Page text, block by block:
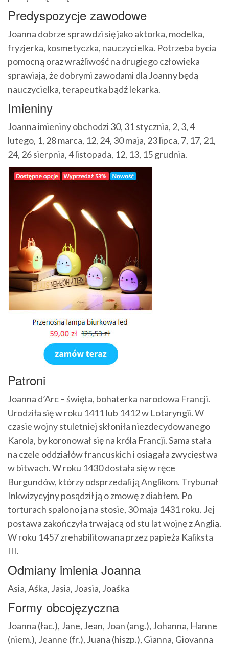
Predyspozycje zawodowe
Joanna dobrze sprawdzi się jako aktorka, modelka,
fryzjerka, kosmetyczka, nauczycielka. Potrzeba bycia
pomocną oraz wrażliwość na drugiego człowieka
sprawiają, że dobrymi zawodami dla Joanny będą
nauczycielka, terapeutka bądź lekarka.
Imieniny
Joanna imieniny obchodzi 30, 31 stycznia, 2, 3, 4
lutego, 1, 28 marca, 12, 24, 30 maja, 23 lipca, 7, 17, 21,
24, 26 sierpnia, 4 listopada, 12, 13, 15 grudnia.
Patroni
Joanna d’Arc – święta, bohaterka narodowa Francji.
Urodziła się w roku 1411 lub 1412 w Lotaryngii. W
czasie wojny stuletniej skłoniła niezdecydowanego
Karola, by koronował się na króla Francji. Sama stała
na czele oddziałów francuskich i osiągała zwycięstwa
w bitwach. W roku 1430 dostała się w ręce
Burgundów, którzy odsprzedali ją Anglikom. Trybunał
Inkwizycyjny posądził ją o zmowę z diabłem. Po
torturach spalono ją na stosie, 30 maja 1431 roku. Jej
postawa zakończyła trwającą od stu lat wojnę z Anglią.
W roku 1457 zrehabilitowana przez papieża Kaliksta
III.
Odmiany imienia Joanna
Asia, Aśka, Jasia, Joasia, Joaśka
Formy obcojęzyczna
Joanna (łac.), Jane, Jean, Joan (ang.), Johanna, Hanne
(niem.), Jeanne (fr.), Juana (hiszp.), Gianna, Giovanna